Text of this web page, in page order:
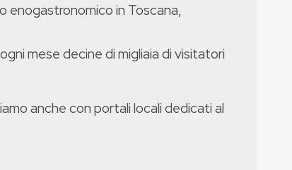
enogastronomico in Toscana,
mese decine di migliaia di visitatori
anche con portali locali dedicati al